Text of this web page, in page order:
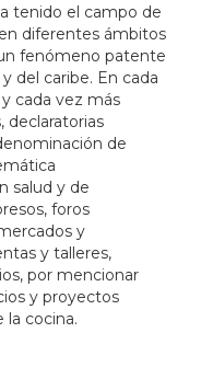
tenido el campo de
diferentes ámbitos
fenómeno patente
del caribe. En cada
cada vez más
declaratorias
de
salud y de
foros
y
y talleres,
por mencionar
y proyectos
la cocina.